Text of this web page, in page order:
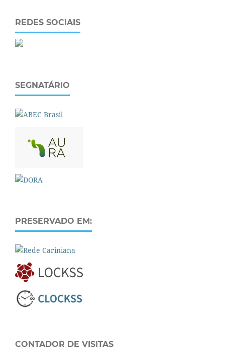
REDES SOCIAIS
SEGNATÁRIO
PRESERVADO EM:
CONTADOR DE VISITAS